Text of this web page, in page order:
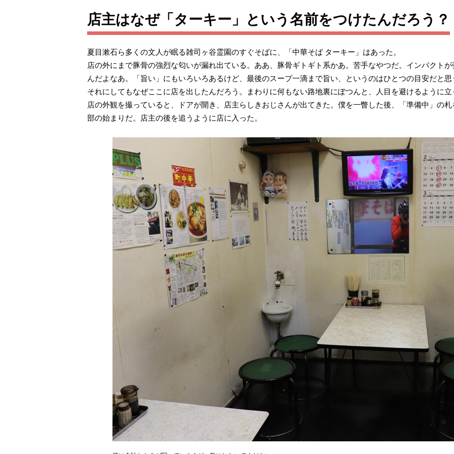
店主はなぜ「ターキー」という名前をつけたんだろう？
夏目漱石ら多くの文人が眠る雑司ヶ谷霊園のすぐそばに、「中華そば ターキー」はあった。
店の外にまで豚骨の強烈な匂いが漏れ出ている。ああ、豚骨ギトギト系かあ。苦手なやつだ。インパクト
んだよなあ。「旨い」にもいろいろあるけど、最後のスープ一滴まで旨い、というのはひとつの目安だと思
それにしてもなぜここに店を出したんだろう。まわりに何もない路地裏にぽつんと、人目を避けるように
店の外観を撮っていると、ドアが開き、店主らしきおじさんが出てきた。僕を一瞥した後、「準備中」の
部の始まりだ。店主の後を追うように店に入った。